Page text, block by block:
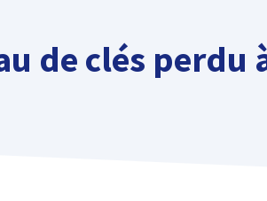
de clés perdu